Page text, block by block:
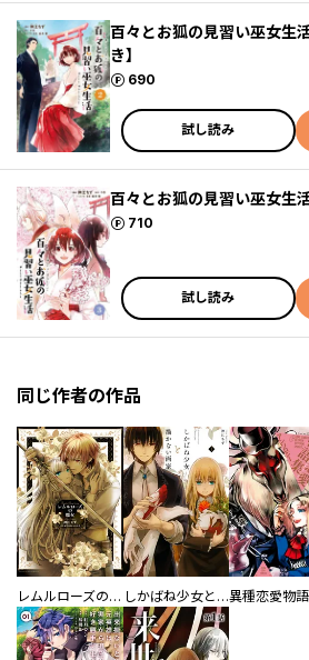
百々とお狐の見習い巫女生
き】
690
ポイント
試し読み
百々とお狐の見習い巫女生
710
ポイント
試し読み
同じ作者の作品
レムルローズの魔女 しかばね少女と描かない画家異種恋愛物